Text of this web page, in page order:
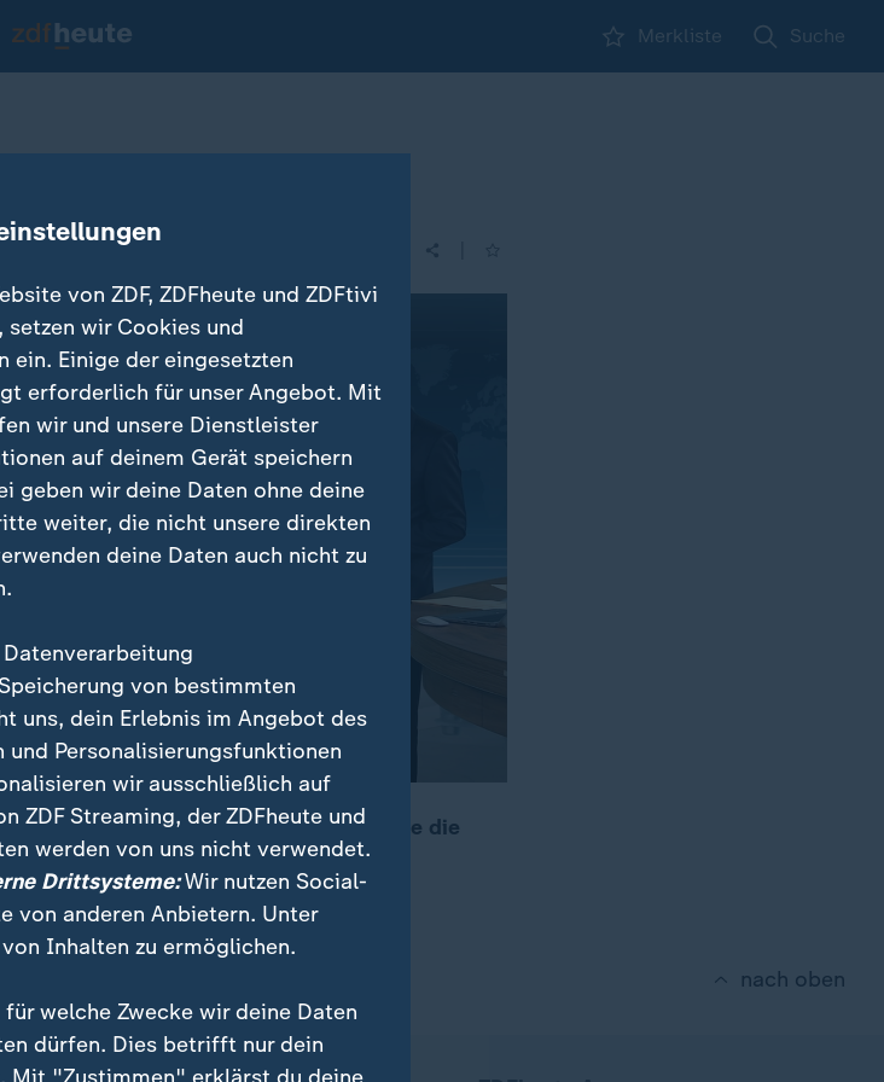
Merkliste Suche
berichtet vor dem Dom in Speyer, wie die
Abschied vom Altkanzler erleben.
nach oben
von ZDF, ZDFheute und ZDFtivi
setzen wir Cookies und
ein. Einige der eingesetzten
erforderlich für unser Angebot. Mit
wir und unsere Dienstleister
auf deinem Gerät speichern
geben wir deine Daten ohne deine
weiter, die nicht unsere direkten
deine Daten auch nicht zu
von bestimmten
uns, dein Erlebnis im Angebot des
und Personalisierungsfunktionen
wir ausschließlich auf
ZDF Streaming, der ZDFheute und
werden von uns nicht verwendet.
Drittsysteme:Wir nutzen Social-
von anderen Anbietern. Unter
Inhalten zu ermöglichen.
welche Zwecke wir deine Daten
dürfen. Dies betrifft nur dein